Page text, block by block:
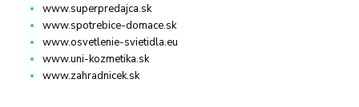
www.superpredajca.sk
www.spotrebice-domace.sk
www.osvetlenie-svietidla.eu
www.uni-kozmetika.sk
www.zahradnicek.sk